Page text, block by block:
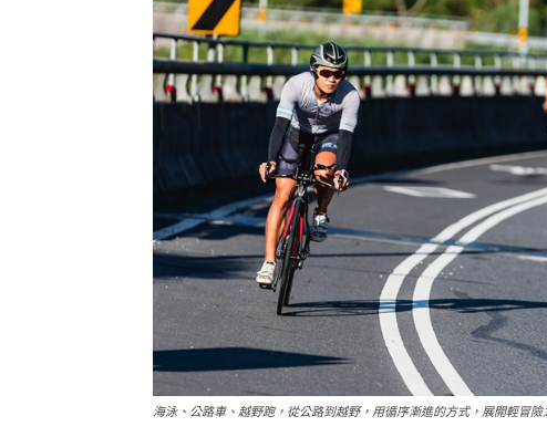
海泳、公路車、越野跑，從公路到越野，用循序漸進的方式，展開輕冒險